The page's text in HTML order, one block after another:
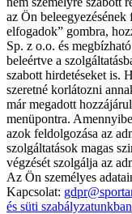
az Ön
elfogadok” gombra,
Sp. z o.o. és
beleértve a
szabott hirdetéseket is.
szeretné korlátozni
már megadott
menüpontra.
azok feldolgozása az
szolgáltatások magas
végzését szolgálja az
Az Ön személyes
Kapcsolat:
és süti szabályzatunkban